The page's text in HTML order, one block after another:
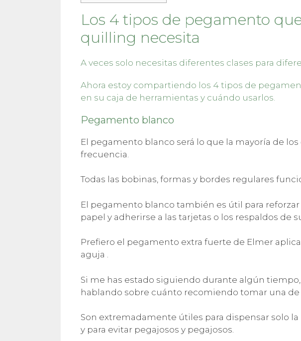
Los 4 tipos de pegamento
quilling necesita
A veces solo necesitas diferentes clases para
Ahora estoy compartiendo los 4 tipos de
en su caja de herramientas y cuándo usarlos.
Pegamento blanco
El pegamento blanco será lo que la mayoría de
frecuencia.
Todas las bobinas, formas y bordes regulares
El pegamento blanco también es útil para
papel y adherirse a las tarjetas o los respaldos de
Prefiero el pegamento extra fuerte de Elmer
aguja .
Si me has estado siguiendo durante algún
hablando sobre cuánto recomiendo tomar una de
Son extremadamente útiles para dispensar solo
y para evitar pegajosos y pegajosos.